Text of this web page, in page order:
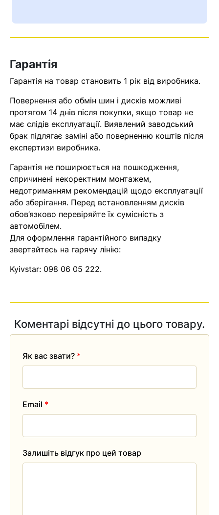
Помилка:
Оператор зв’яжеться з вами
найближчим часом
Гарантія
Гарантія на товар становить 1 рік від виробника.
Повернення або обмін шин і дисків можливі
протягом 14 днів після покупки, якщо товар не
має слідів експлуатації. Виявлений заводський
брак підлягає заміні або поверненню коштів після
експертизи виробника.
Гарантія не поширюється на пошкодження,
спричинені некоректним монтажем,
недотриманням рекомендацій щодо експлуатації
або зберігання. Перед встановленням дисків
обов’язково перевіряйте їх сумісність з
автомобілем.
Для оформлення гарантійного випадку
звертайтесь на гарячу лінію:
Kyivstar: 098 06 05 222.
Коментарі відсутні до цього товару.
Залишіть відгук про цей товар
Як вас звати? *
Email *